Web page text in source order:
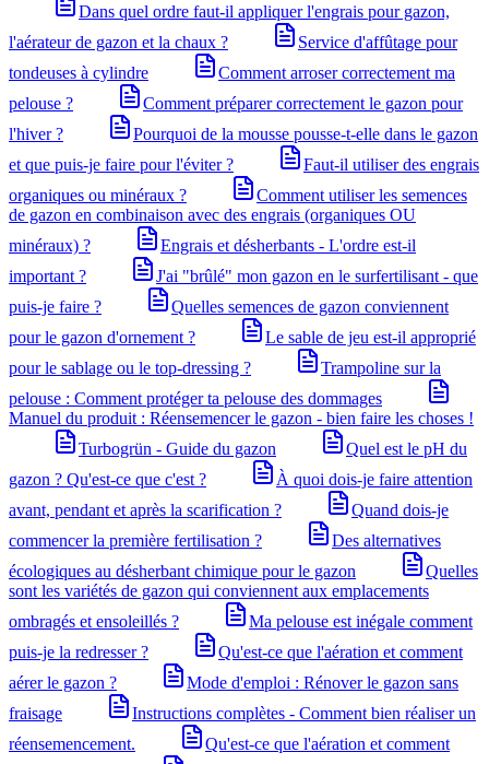
Dans quel ordre faut-il appliquer l'engrais pour gazon,
l'aérateur de gazon et la chaux ?
Service d'affûtage pour
tondeuses à cylindre
Comment arroser correctement ma
pelouse ?
Comment préparer correctement le gazon pour
l'hiver ?
Pourquoi de la mousse pousse-t-elle dans le gazon
et que puis-je faire pour l'éviter ?
Faut-il utiliser des engrais
organiques ou minéraux ?
Comment utiliser les semences
de gazon en combinaison avec des engrais (organiques OU
minéraux) ?
Engrais et désherbants - L'ordre est-il
important ?
J'ai "brûlé" mon gazon en le surfertilisant - que
puis-je faire ?
Quelles semences de gazon conviennent
pour le gazon d'ornement ?
Le sable de jeu est-il approprié
pour le sablage ou le top-dressing ?
Trampoline sur la
pelouse : Comment protéger ta pelouse des dommages
Manuel du produit : Réensemencer le gazon - bien faire les choses !
Turbogrün - Guide du gazon
Quel est le pH du
gazon ? Qu'est-ce que c'est ?
À quoi dois-je faire attention
avant, pendant et après la scarification ?
Quand dois-je
commencer la première fertilisation ?
Des alternatives
écologiques au désherbant chimique pour le gazon
Quelles
sont les variétés de gazon qui conviennent aux emplacements
ombragés et ensoleillés ?
Ma pelouse est inégale comment
puis-je la redresser ?
Qu'est-ce que l'aération et comment
aérer le gazon ?
Mode d'emploi : Rénover le gazon sans
fraisage
Instructions complètes - Comment bien réaliser un
réensemencement.
Qu'est-ce que l'aération et comment